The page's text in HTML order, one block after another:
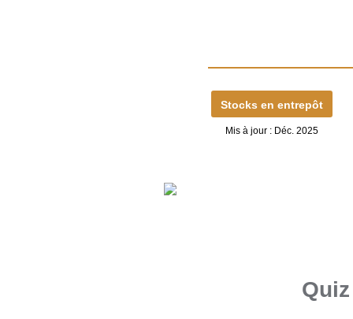
Stocks en entrepôt
Mis à jour : Déc. 2025